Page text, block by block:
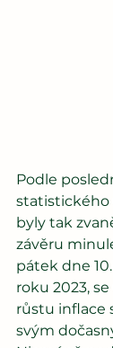
Podle
statistického
byly tak
závěru
pátek dne
roku 2023,
růstu inflace
svým